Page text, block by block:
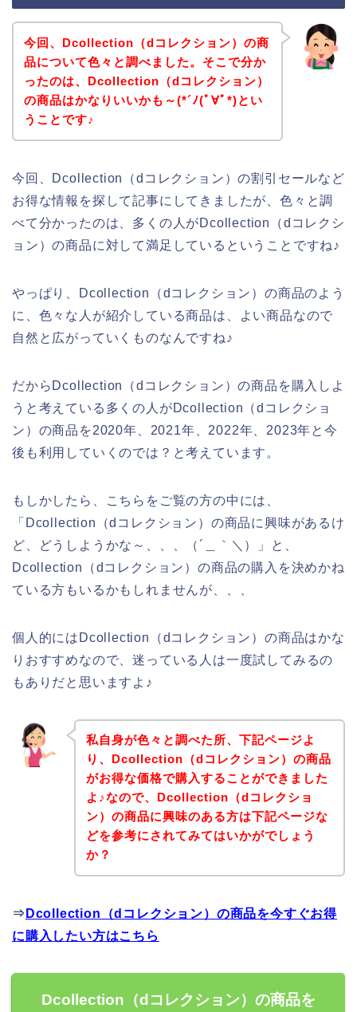
今回、Dcollection（dコレクション）の商
品について色々と調べました。そこで分か
ったのは、Dcollection（dコレクション）
の商品はかなりいいかも～(*´ﾉ(ﾟ∀ﾟ*)とい
うことです♪
今回、Dcollection（dコレクション）の割引セールなど
お得な情報を探して記事にしてきましたが、色々と調
べて分かったのは、多くの人がDcollection（dコレクシ
ョン）の商品に対して満足しているということですね♪
やっぱり、Dcollection（dコレクション）の商品のよう
に、色々な人が紹介している商品は、よい商品なので
自然と広がっていくものなんですね♪
だからDcollection（dコレクション）の商品を購入しよ
うと考えている多くの人がDcollection（dコレクショ
ン）の商品を2020年、2021年、2022年、2023年と今
後も利用していくのでは？と考えています。
もしかしたら、こちらをご覧の方の中には、
「Dcollection（dコレクション）の商品に興味があるけ
ど、どうしようかな～、、、（´＿｀＼）」と、
Dcollection（dコレクション）の商品の購入を決めかね
ている方もいるかもしれませんが、、、
個人的にはDcollection（dコレクション）の商品はかな
りおすすめなので、迷っている人は一度試してみるの
もありだと思いますよ♪
私自身が色々と調べた所、下記ページよ
り、Dcollection（dコレクション）の商品
がお得な価格で購入することができました
よ♪なので、Dcollection（dコレクショ
ン）の商品に興味のある方は下記ページな
どを参考にされてみてはいかがでしょう
か？
⇒ Dcollection（dコレクション）の商品を今すぐお得
に購入したい方はこちら
Dcollection（dコレクション）の商品を